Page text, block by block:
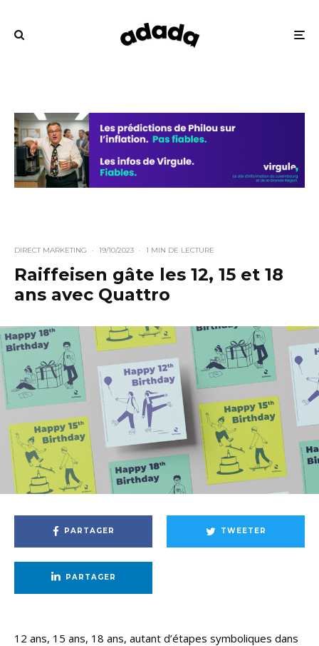
DIRECT MARKETING · 19/10/2023 · 1 MIN DE LECTURE
Raiffeisen gâte les 12, 15 et 18
ans avec Quattro
PARTAGER TWEETER
PARTAGER
12 ans, 15 ans, 18 ans, autant d’étapes symboliques dans